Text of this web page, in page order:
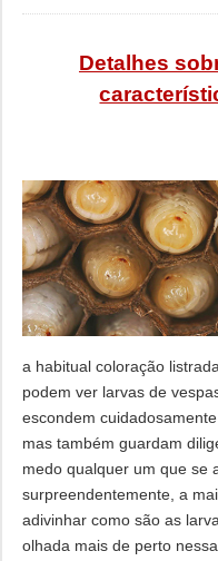
Detalhes
a habitual coloração
podem ver larvas de
escondem
mas também guardam
medo qualquer um que se
surpreendentemente, a
adivinhar como são as
olhada mais de perto